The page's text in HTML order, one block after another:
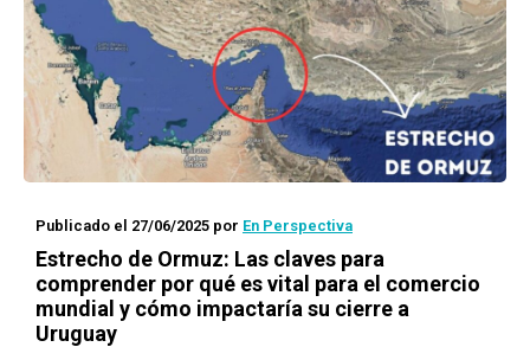
Publicado el 27/06/2025 por En Perspectiva
Estrecho de Ormuz: Las claves para
comprender por qué es vital para el comercio
mundial y cómo impactaría su cierre a
Uruguay